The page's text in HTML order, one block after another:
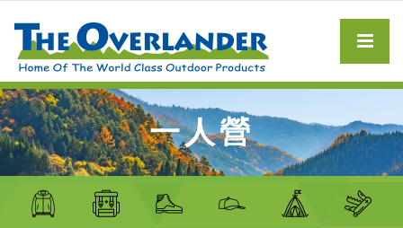
一人營